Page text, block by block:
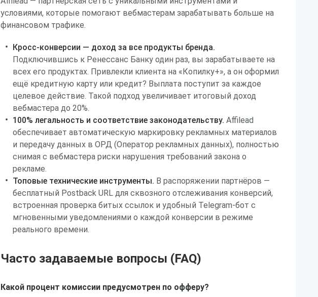
условиями, которые помогают вебмастерам зарабатывать больше на
финансовом трафике.
Кросс-конверсии — доход за все продукты бренда.
Подключившись к Ренессанс Банку один раз, вы зарабатываете на
всех его продуктах. Привлекли клиента на «Копилку+», а он оформил
ещё кредитную карту или кредит? Выплата поступит за каждое
целевое действие. Такой подход увеличивает итоговый доход
вебмастера до 20%.
100% легальность и соответствие законодательству. Affilead
обеспечивает автоматическую маркировку рекламных материалов
и передачу данных в ОРД (Оператор рекламных данных), полностью
снимая с вебмастера риски нарушения требований закона о
рекламе.
Топовые технические инструменты. В распоряжении партнёров —
бесплатный Postback URL для сквозного отслеживания конверсий,
встроенная проверка битых ссылок и удобный Telegram-бот с
мгновенными уведомлениями о каждой конверсии в режиме
реального времени.
Часто задаваемые вопросы (FAQ)
Какой процент комиссии предусмотрен по офферу?